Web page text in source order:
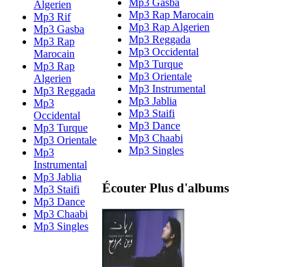
Algerien
Mp3 Rif
Mp3 Gasba
Mp3 Rap
Marocain
Mp3 Rap
Algerien
Mp3 Reggada
Mp3
Occidental
Mp3 Turque
Mp3 Orientale
Mp3
Instrumental
Mp3 Jablia
Mp3 Staifi
Mp3 Dance
Mp3 Chaabi
Mp3 Singles
Mp3 Rap Marocain
Mp3 Rap Algerien
Mp3 Reggada
Mp3 Occidental
Mp3 Turque
Mp3 Orientale
Mp3 Instrumental
Mp3 Jablia
Mp3 Staifi
Mp3 Dance
Mp3 Chaabi
Mp3 Singles
Écouter Plus d'albums